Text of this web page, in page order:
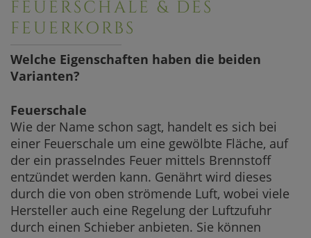
FEUERSCHALE & DES
FEUERKORBS
Welche Eigenschaften haben die beiden
Varianten?
Feuerschale
Wie der Name schon sagt, handelt es sich bei
einer Feuerschale um eine gewölbte Fläche, auf
der ein prasselndes Feuer mittels Brennstoff
entzündet werden kann. Genährt wird dieses
durch die von oben strömende Luft, wobei viele
Hersteller auch eine Regelung der Luftzufuhr
durch einen Schieber anbieten. Sie können